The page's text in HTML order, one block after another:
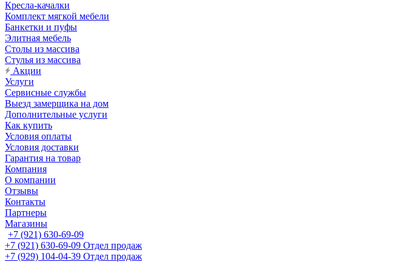
Кресла-качалки
Комплект мягкой мебели
Банкетки и пуфы
Элитная мебель
Столы из массива
Стулья из массива
Акции
Услуги
Сервисные службы
Выезд замерщика на дом
Дополнительные услуги
Как купить
Условия оплаты
Условия доставки
Гарантия на товар
Компания
О компании
Отзывы
Контакты
Партнеры
Магазины
+7 (921) 630-69-09
+7 (921) 630-69-09 Отдел продаж
+7 (929) 104-04-39 Отдел продаж